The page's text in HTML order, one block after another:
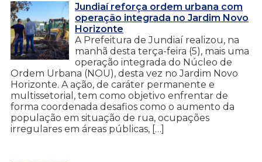
Jundiaí reforça ordem urbana com
operação integrada no Jardim Novo
Horizonte
A Prefeitura de Jundiaí realizou, na
manhã desta terça-feira (5), mais uma
operação integrada do Núcleo de
Ordem Urbana (NOU), desta vez no Jardim Novo
Horizonte. A ação, de caráter permanente e
multissetorial, tem como objetivo enfrentar de
forma coordenada desafios como o aumento da
população em situação de rua, ocupações
irregulares em áreas públicas, […]